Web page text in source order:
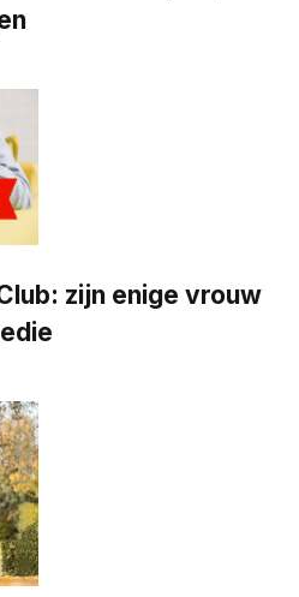
zijn enige vrouw